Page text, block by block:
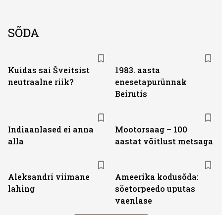
SÕDA
Kuidas sai Šveitsist
neutraalne riik?
1983. aasta
enesetapurünnak
Beirutis
Indiaanlased ei anna
alla
Mootorsaag – 100
aastat võitlust metsaga
Aleksandri viimane
lahing
Ameerika kodusõda:
söetorpeedo uputas
vaenlase